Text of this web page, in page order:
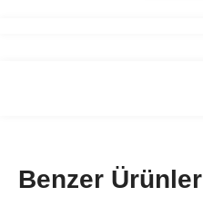
Benzer Ürünler